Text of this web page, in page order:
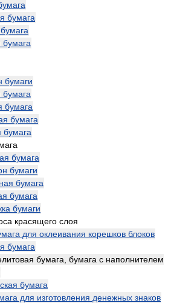
бумага
бумага
бумаги
бумага
бумага
бумага
бумага
бумага
бумаги
бумага
бумага
бумаги
красящего слоя
для оклеивания корешков блоков
бумага
бумага, бумага с наполнителем
бумага
для изготовления денежных знаков